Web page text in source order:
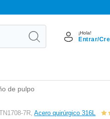
¡Hola!
Entrar/
de pulpo
7R,Acero quirúrgico 316L